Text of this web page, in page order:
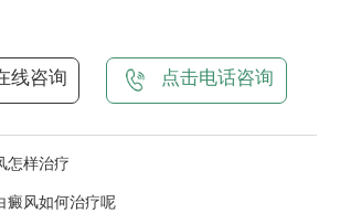
线咨询 点击电话咨询
怎样治疗
癜风如何治疗呢